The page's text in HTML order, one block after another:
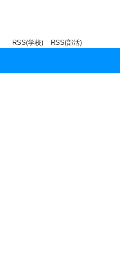
RSS(部活)
RSS(学校)